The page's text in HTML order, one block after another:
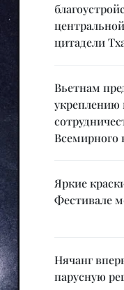
цитадели
Вьетнам
укреплению
Всемирного
Яркие
Фестивале
Нячанг
парусную